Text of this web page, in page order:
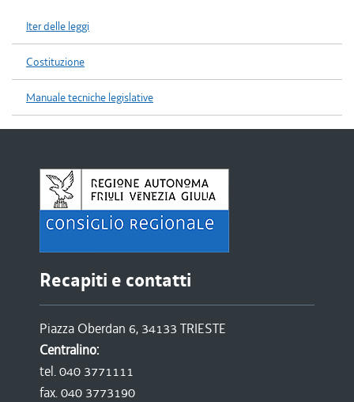
Iter delle leggi
Costituzione
Manuale tecniche legislative
Recapiti e contatti
Piazza Oberdan 6, 34133 TRIESTE
Centralino:
tel. 040 3771111
fax. 040 3773190